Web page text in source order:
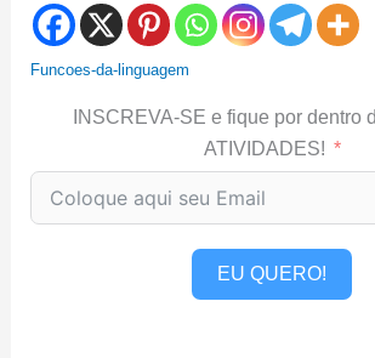
Funcoes-da-linguagem
INSCREVA-SE e fique por dentro
ATIVIDADES!
EU QUERO!